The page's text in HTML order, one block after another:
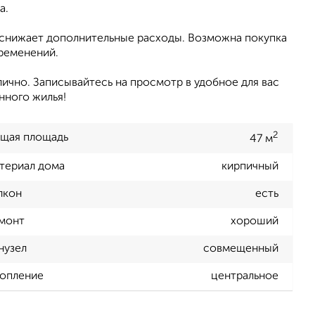
дополнительные расходы. Возможна покупка
Записывайтесь на просмотр в удобное для вас
жилья!
площадь 47 м2
дома кирпичный
есть
хороший
совмещенный
центральное